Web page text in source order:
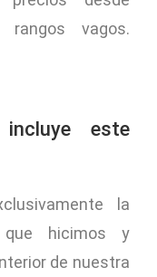
vagos.
este
la
hicimos y
de nuestra